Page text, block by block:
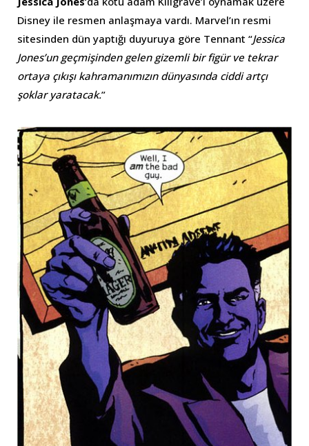
Disney ile resmen anlaşmaya vardı. Marvel’ın resmi
sitesinden dün yaptığı duyuruya göre Tennant “Jessica
Jones’un geçmişinden gelen gizemli bir figür ve tekrar
ortaya çıkışı kahramanımızın dünyasında ciddi artçı
şoklar yaratacak.”